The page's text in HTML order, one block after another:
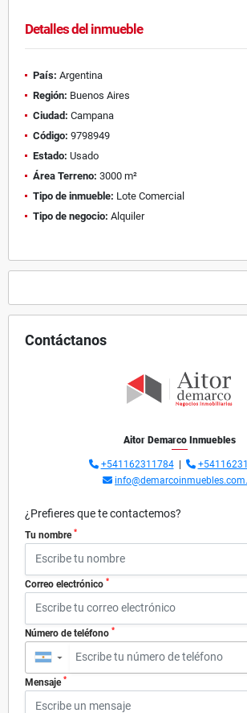
Detalles del inmueble
País: Argentina
Región: Buenos Aires
Ciudad: Campana
Código: 9798949
Estado: Usado
Área Terreno: 3000 m²
Tipo de inmueble: Lote Comercial
Tipo de negocio: Alquiler
Contáctanos
Aitor Demarco Inmuebles
+541162311784|
¿Prefieres que te contactemos?
Tu nombre *
Correo electrónico *
Número de teléfono *
▼
Mensaje *